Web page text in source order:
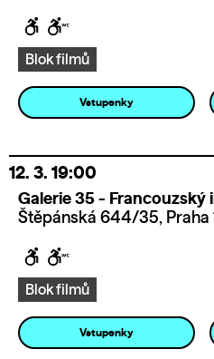
Blok filmů
Vstupenky
12. 3. 19:00
Galerie 35 - Francouzský
Štěpánská 644/35, Praha
Blok filmů
Vstupenky